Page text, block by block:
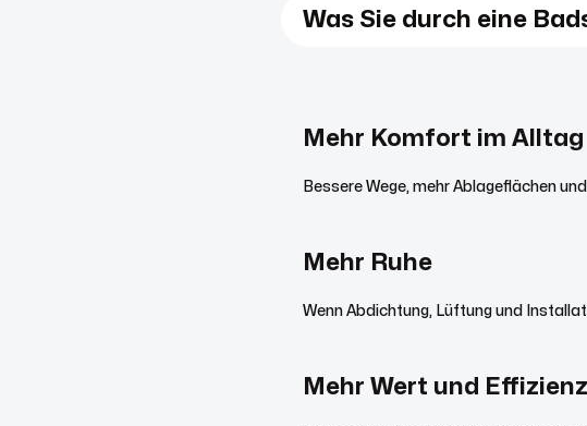
Was Sie durch eine
Mehr Komfort im Alltag
Bessere Wege, mehr Ablageflächen
Mehr Ruhe
Wenn Abdichtung, Lüftung und
Mehr Wert und Effizienz